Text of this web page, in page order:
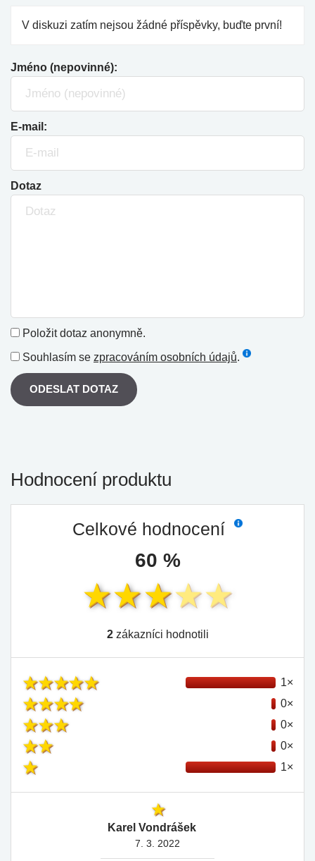
V diskuzi zatím nejsou žádné příspěvky, buďte první!
Jméno (nepovinné):
E-mail:
Dotaz
Položit dotaz anonymně.
Souhlasím se zpracováním osobních údajů.
ODESLAT DOTAZ
Hodnocení produktu
Celkové hodnocení
60 %
2zákazníci hodnotili
1×
0×
0×
0×
1×
Karel Vondrášek
7. 3. 2022